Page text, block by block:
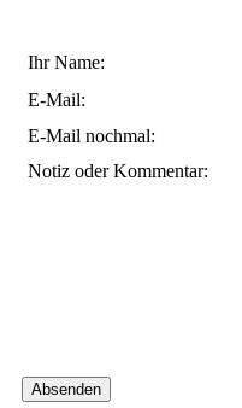
Ihr Name:
E-Mail:
E-Mail nochmal:
Notiz oder Kommentar: